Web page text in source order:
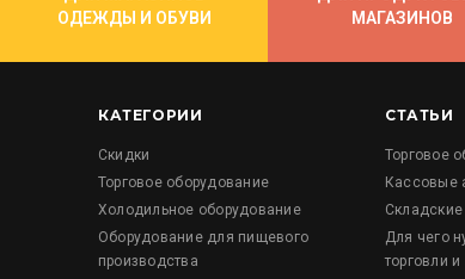
ОДЕЖДЫ И ОБУВИ
МАГАЗИНОВ
КАТЕГОРИИ
Скидки
Торговое оборудование
Холодильное оборудование
Оборудование для пищевого
производства
СТАТЬИ
Торговое
Кассовые
Для чего
торговли